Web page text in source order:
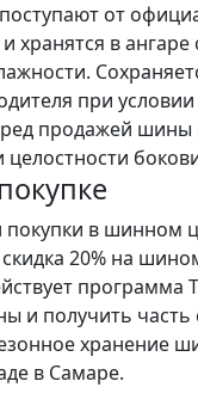
от
хранятся в ангаре
при
продажей шины
целостности
в шинном
скидка 20% на
программа
и получить часть
хранение
в Самаре.